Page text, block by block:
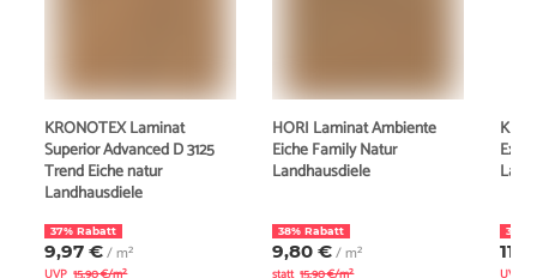
KRONOTEX Laminat
Superior Advanced D 3125
Trend Eiche natur
Landhausdiele
37% Rabatt
9,97 €/ m²
HORI Laminat Ambiente
Eiche Family Natur
Landhausdiele
38% Rabatt
9,80 €/ m²
30%